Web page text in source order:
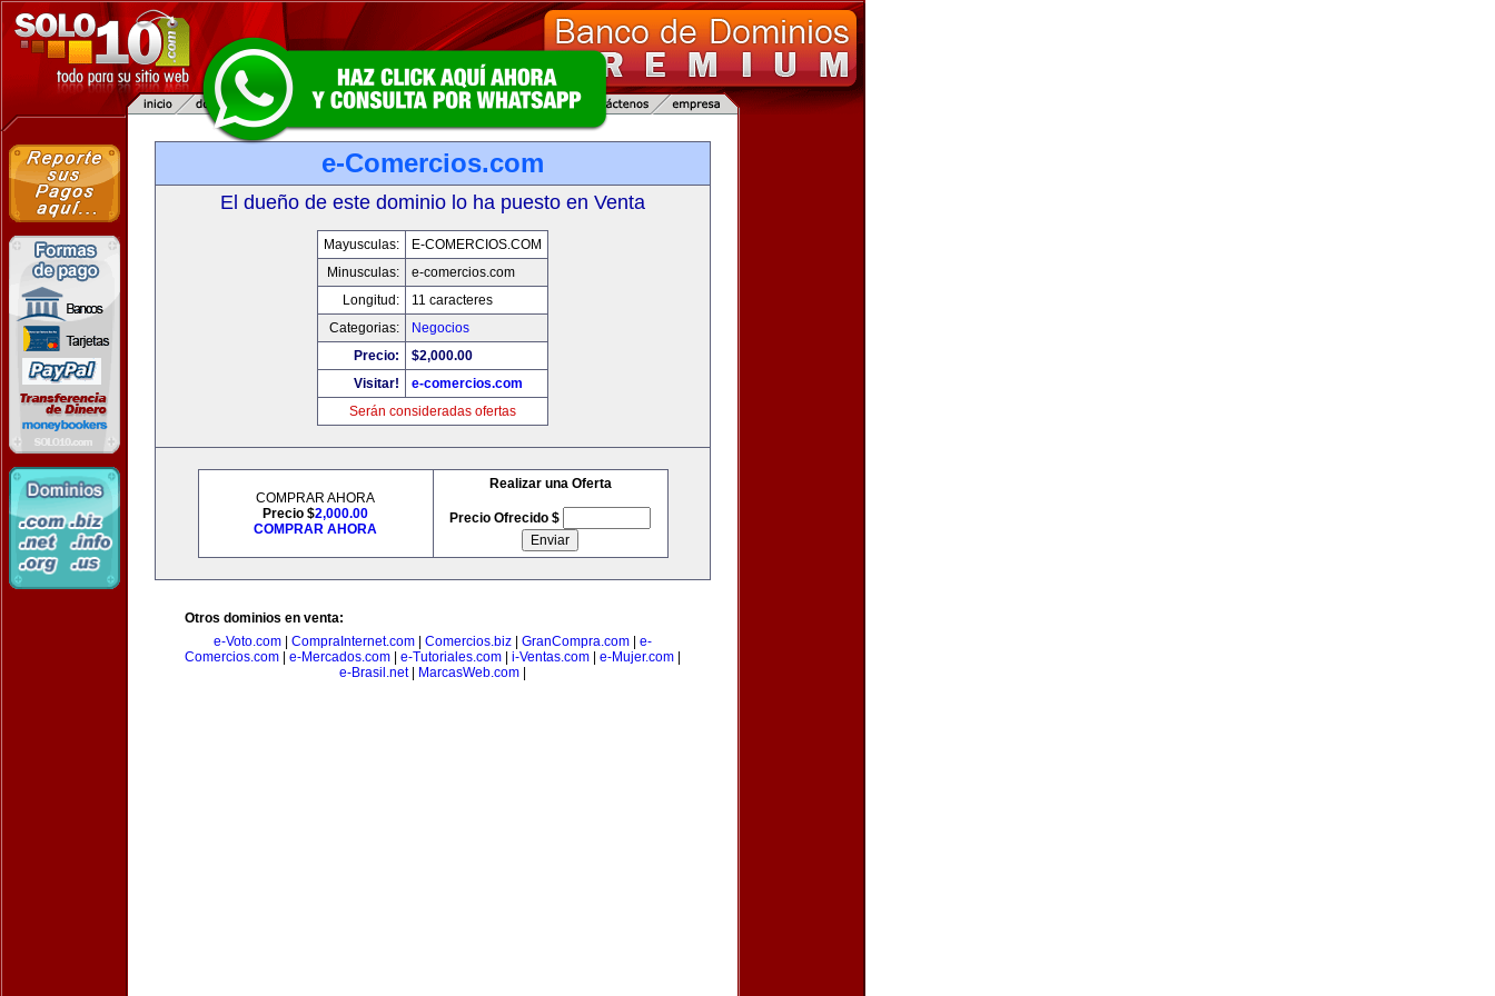
e-Comercios.com
El dueño de este dominio lo ha puesto en Venta
Mayusculas:
E-COMERCIOS.COM
Minusculas:
e-comercios.com
Longitud:
11 caracteres
Categorias:
Negocios
Precio:
$2,000.00
Visitar!
e-comercios.com
Serán consideradas ofertas
COMPRAR AHORA
Precio $2,000.00
COMPRAR AHORA
Realizar una Oferta
Precio Ofrecido $
Otros dominios en venta:
e-Voto.com
CompraInternet.com Comercios.biz GranCompra.com
e-
Comercios.com
e-Mercados.com e-Tutoriales.com i-Ventas.com e-Mujer.com
e-Brasil.net| MarcasWeb.com